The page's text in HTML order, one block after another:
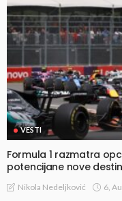
VESTI
Formula 1 razmatra
potencijane nove
Nikola Nedeljković 6,